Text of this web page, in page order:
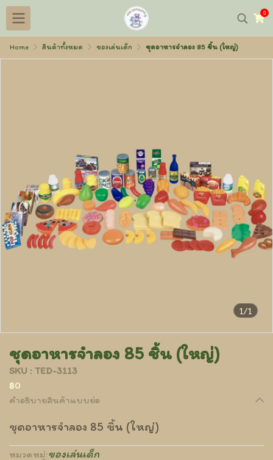
0
Home สินค้าทั้งหมด ของเล่นเด็ก ชุดอาหารจำลอง 85 ชิ้น (ใหญ่)
1/1
ชุดอาหารจำลอง 85 ชิ้น (ใหญ่)
SKU : TED-3113
฿0
คำอธิบายสินค้าแบบย่อ
ชุดอาหารจำลอง 85 ชิ้น (ใหญ่)
หมวดหมู่:ของเล่นเด็ก